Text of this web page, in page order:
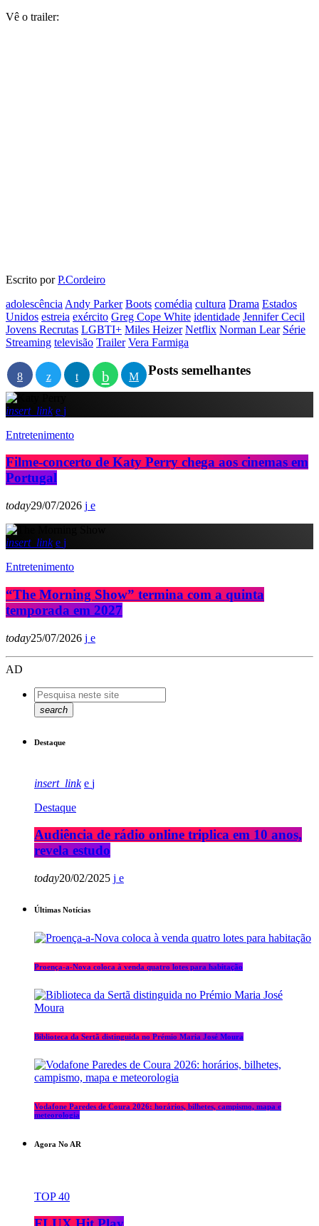
Vê o trailer:
Escrito porP.Cordeiro
adolescência Andy Parker Boots comédia cultura Drama Estados
Unidos estreia exército Greg Cope White identidade Jennifer Cecil
Jovens Recrutas LGBTI+ Miles Heizer Netflix Norman Lear Série
Streaming televisão Trailer Vera Farmiga
Posts semelhantes
insert_link
Entretenimento
Filme-concerto de Katy Perry chega aos cinemas em
Portugal
today29/07/2026
insert_link
Entretenimento
“The Morning Show” termina com a quinta
temporada em 2027
today25/07/2026
AD
search
Destaque
insert_link
Destaque
Audiência de rádio online triplica em 10 anos,
revela estudo
today20/02/2025
Últimas Notícias
Proença-a-Nova coloca à venda quatro lotes para habitação
Biblioteca da Sertã distinguida no Prémio Maria José Moura
Vodafone Paredes de Coura 2026: horários, bilhetes, campismo, mapa e
meteorologia
Agora No AR
TOP 40